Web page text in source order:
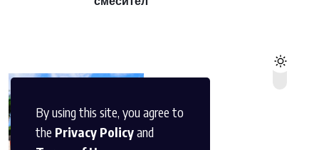
By using this site, you agree to
the Privacy Policyand